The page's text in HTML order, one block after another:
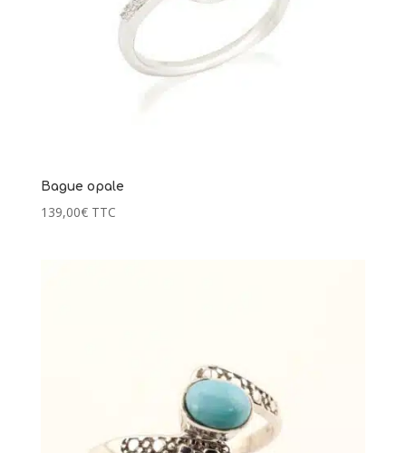
Bague opale
139,00€ TTC